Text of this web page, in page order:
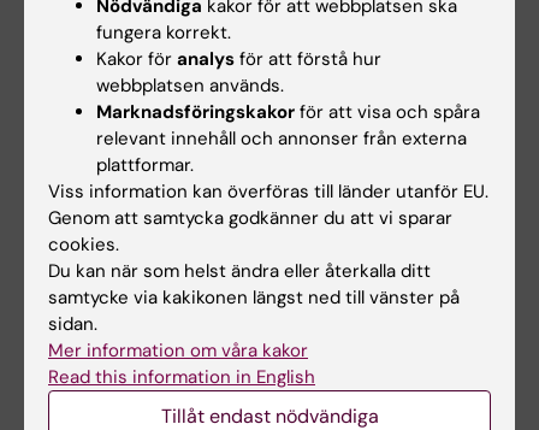
grade inflammation as a
mechanism behind non-specific symptoms
such as fatigue and depressive
symptoms in patients with severe allergy
using positron emission
tomography.
Forskningsområden:
Neurovetenskaper
Är du Sandra Tamm?
Redigera din profil
Nödvändiga kakor för att webbplatsen ska
fungera korrekt.
Kakor för analys för att förstå hur
webbplatsen används.
Marknadsföringskakor för att visa och spåra
relevant innehåll och annonser från externa
plattformar.
Viss information kan överföras till länder utanför EU.
Genom att samtycka godkänner du att vi sparar
cookies.
Du kan när som helst ändra eller återkalla ditt
samtycke via kakikonen längst ned till vänster på
sidan.
Mer information om våra kakor
Read this information in English
Tillåt endast nödvändiga